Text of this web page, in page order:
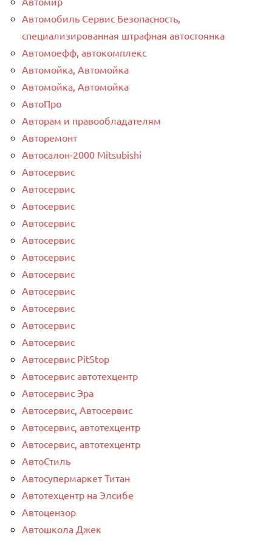
Автомобиль Сервис Безопасность,
специализированная штрафная автостоянка
Автомоефф, автокомплекс
Автомойка, Автомойка
Автомойка, Автомойка
АвтоПро
Авторам и правообладателям
Авторемонт
Автосалон-2000 Mitsubishi
Автосервис
Автосервис
Автосервис
Автосервис
Автосервис
Автосервис
Автосервис
Автосервис
Автосервис
Автосервис
Автосервис
Автосервис PitStop
Автосервис автотехцентр
Автосервис Эра
Автосервис, Автосервис
Автосервис, автотехцентр
Автосервис, автотехцентр
АвтоСтиль
Автосупермаркет Титан
Автотехцентр на Элсибе
Автоцензор
Автошкола Джек